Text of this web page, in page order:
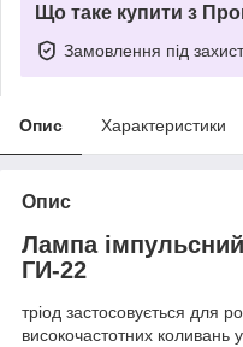
Що таке купити з
Замовлення під
Опис Характеристики
Опис
Лампа
ГИ-22
тріод застосовується для
високочастотних коливань